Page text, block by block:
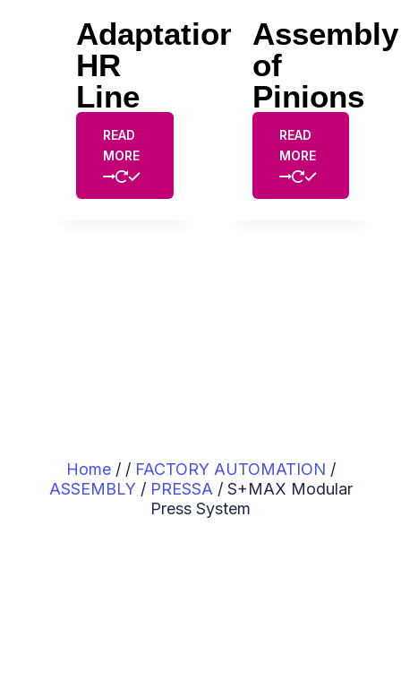
Adaptation
HR
Line
READ
MORE
Assembly
of
Pinions
READ
MORE
Home / / FACTORY AUTOMATION /
ASSEMBLY / PRESSA / S+MAX Modular
Press System